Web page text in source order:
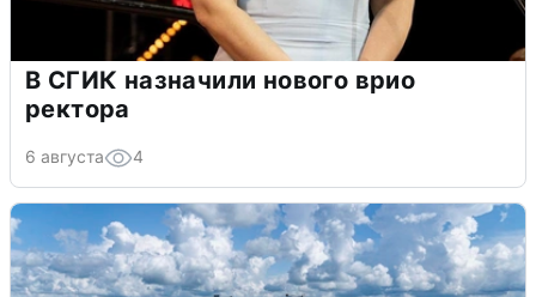
В СГИК назначили нового врио
ректора
6 августа 4